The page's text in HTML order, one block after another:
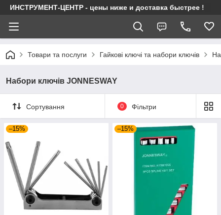
ИНСТРУМЕНТ-ЦЕНТР - цены ниже и доставка быстрее !
Товари та послуги Гайкові ключі та набори ключів
Набори ключів JONNESWAY
Сортування 0 Фільтри
–15% –15%